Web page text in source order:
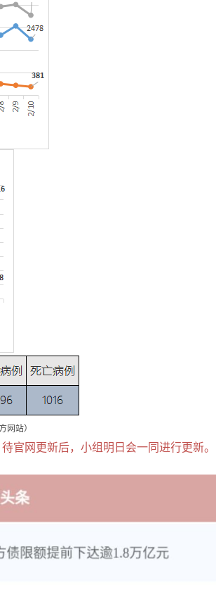
网站）
官网更新后，小组明日会一同进行更新。